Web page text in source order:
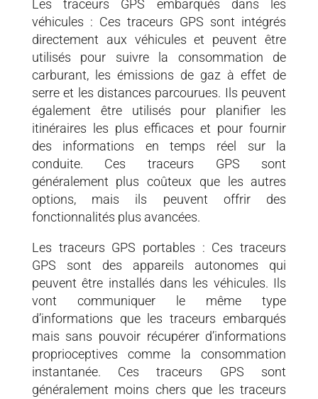
Les traceurs GPS embarqués dans les
véhicules : Ces traceurs GPS sont intégrés
directement aux véhicules et peuvent être
utilisés pour suivre la consommation de
carburant, les émissions de gaz à effet de
serre et les distances parcourues. Ils peuvent
également être utilisés pour planifier les
itinéraires les plus efficaces et pour fournir
des informations en temps réel sur la
conduite. Ces traceurs GPS sont
généralement plus coûteux que les autres
options, mais ils peuvent offrir des
fonctionnalités plus avancées.
Les traceurs GPS portables : Ces traceurs
GPS sont des appareils autonomes qui
peuvent être installés dans les véhicules. Ils
vont communiquer le même type
d’informations que les traceurs embarqués
mais sans pouvoir récupérer d’informations
proprioceptives comme la consommation
instantanée. Ces traceurs GPS sont
généralement moins chers que les traceurs